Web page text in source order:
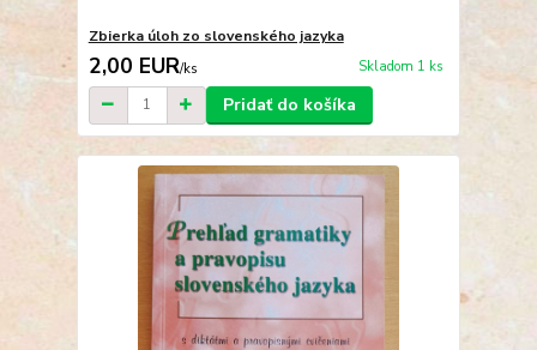
Zbierka úloh zo slovenského jazyka
2,00 EUR/ks Skladom 1 ks
Pridať do košíka